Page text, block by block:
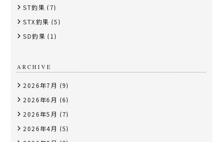
ST釣果 (7)
STX釣果 (5)
SD釣果 (1)
ARCHIVE
2026年7月 (9)
2026年6月 (6)
2026年5月 (7)
2026年4月 (5)